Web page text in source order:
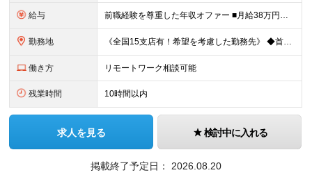
給与 前職経験を尊重した年収オファー ■月給38万円～55万円 ※前職経験やスキルを十分に尊重したうえで決定いたします ※残業代は全額支給します ※試用期間1ヶ月あり（その間の雇用形態・給与・待遇に差異は
勤務地 《全国15支店有！希望を考慮した勤務先》 ◆首都圏または各支店周辺エリアのクライアント先 →東京、神奈川、千葉、埼玉、大阪、愛知、広島、福岡、札幌、仙台、茨城、静岡など ☆個人の希望を最大限考慮しま
働き方 リモートワーク相談可能
残業時間 10時間以内
求人を見る 検討中に入れる
掲載終了予定日： 2026.08.20